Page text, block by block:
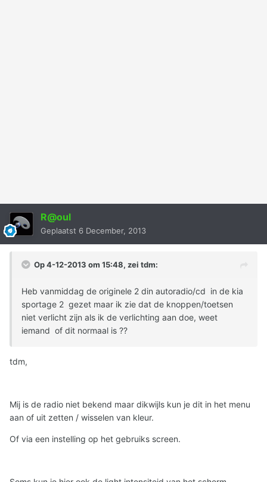
R@oul
Geplaatst 6 December, 2013
Op 4-12-2013 om 15:48, zei tdm:
Heb vanmiddag de originele 2 din autoradio/cd in de kia
sportage 2 gezet maar ik zie dat de knoppen/toetsen
niet verlicht zijn als ik de verlichting aan doe, weet
iemand of dit normaal is ??
tdm,
Mij is de radio niet bekend maar dikwijls kun je dit in het menu
aan of uit zetten / wisselen van kleur.
Of via een instelling op het gebruiks screen.